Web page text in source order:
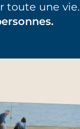
toute une vie.